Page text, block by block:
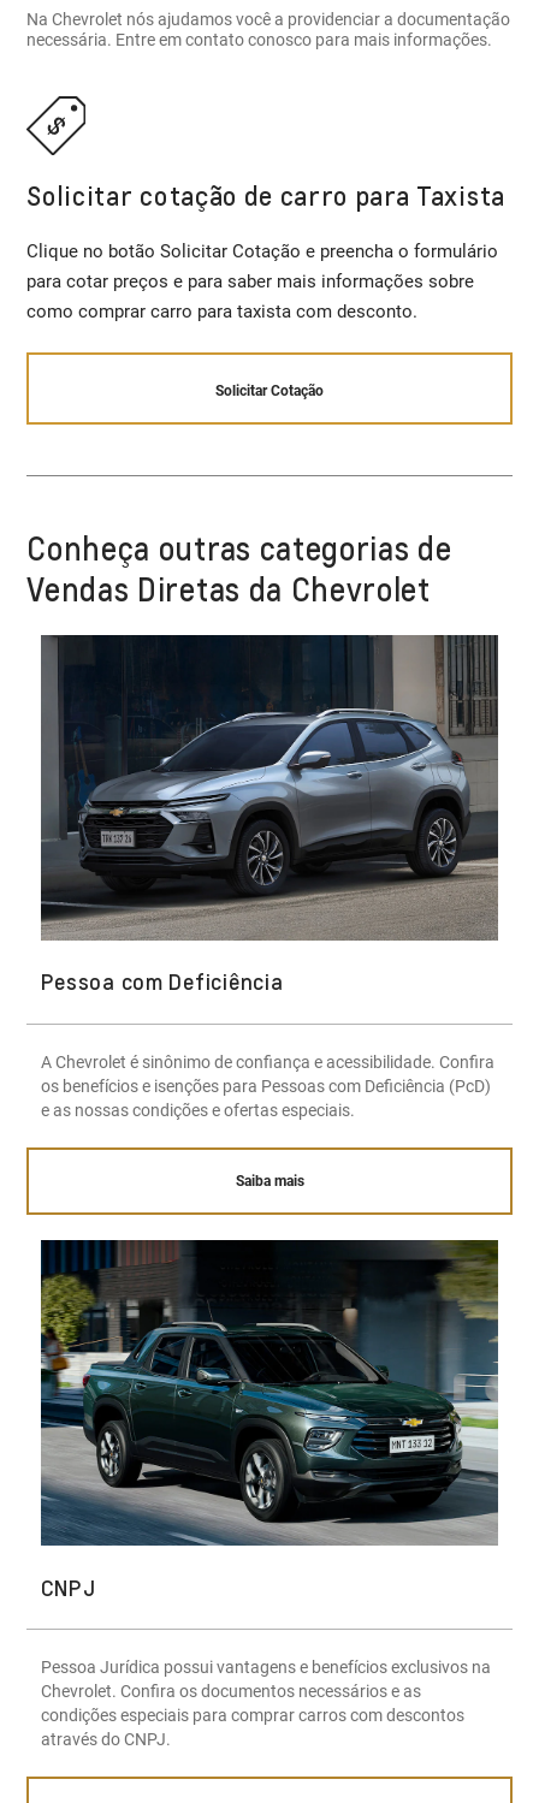
Na Chevrolet nós ajudamos você a providenciar a documentação
necessária. Entre em contato conosco para mais informações.
Solicitar cotação de carro para Taxista
Clique no botão Solicitar Cotação e preencha o formulário
para cotar preços e para saber mais informações sobre
como comprar carro para taxista com desconto.
Solicitar Cotação
Conheça outras categorias de
Vendas Diretas da Chevrolet
Pessoa com Deficiência
A Chevrolet é sinônimo de confiança e acessibilidade. Confira
os benefícios e isenções para Pessoas com Deficiência (PcD)
e as nossas condições e ofertas especiais.
Saiba mais
CNPJ
Pessoa Jurídica possui vantagens e benefícios exclusivos na
Chevrolet. Confira os documentos necessários e as
condições especiais para comprar carros com descontos
através do CNPJ.